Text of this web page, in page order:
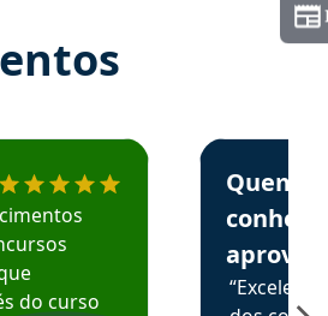
o Aprova Concursos em
do curso
Estudante
Quem
aprova